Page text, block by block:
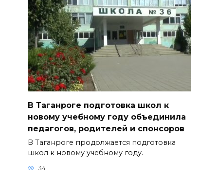
В Таганроге подготовка школ к
новому учебному году объединила
педагогов, родителей и спонсоров
В Таганроге продолжается подготовка
школ к новому учебному году.
34